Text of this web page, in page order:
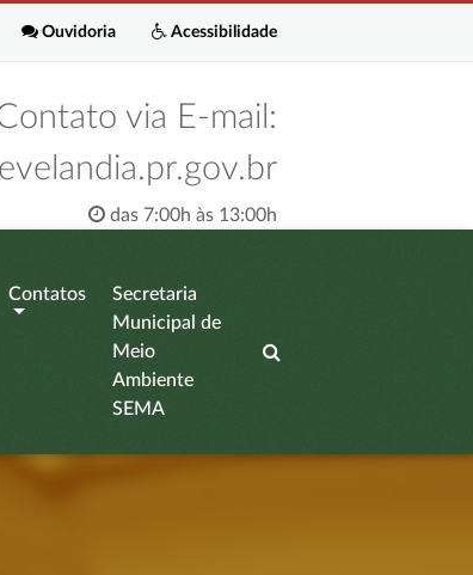
Acessibilidade
Ouvidoria
via E-mail:
das 7:00h às 13:00h
Contatos
Secretaria
Municipal de
Meio
Ambiente
SEMA